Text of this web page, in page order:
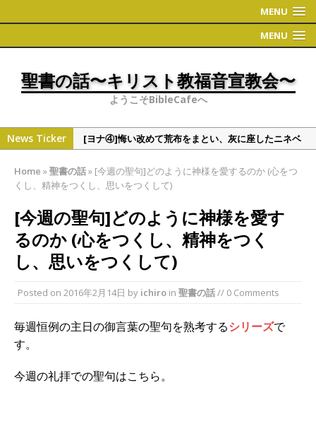
MENU
MENU
聖書の話〜キリスト教福音宣教会〜
ようこそBibleCafeへ
News Ticker
[ヨナ④]悔い改めて荒布をまとい、灰に座したニネベ
[偉人・有名人の聖書観①]学者シリーズ（人文・社会
[ヨナ③]ヨナの切実な祈り
[ヨナ②] ヨナの時代について 〜地理〜
[ヨナ⑤]裁きたくない神様の心情、これと同じくこう
Home »聖書の話» [今週の聖句]どのように神様を愛するのか (心をつ
くし、精神をつくし、思いをつくして)
[今週の聖句]どのように神様を愛す
るのか (心をつくし、精神をつく
し、思いをつくして)
Posted on 2016年2月14日 by ichiro in 聖書の話// 0 Comments
毎週恒例の主日の御言葉の聖句を熟考するシリーズで
す。
今週の礼拝での聖句はこちら。